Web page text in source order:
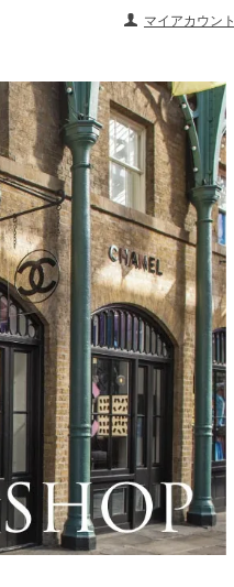
マイアカウント